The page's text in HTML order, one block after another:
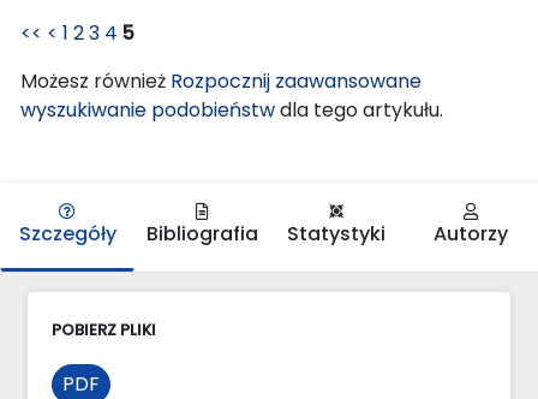
<< < 1 23 4 5
Możesz również Rozpocznij zaawansowane
wyszukiwanie podobieństwdla tego artykułu.
Szczegóły Bibliografia Statystyki Autorzy
POBIERZ PLIKI
PDF